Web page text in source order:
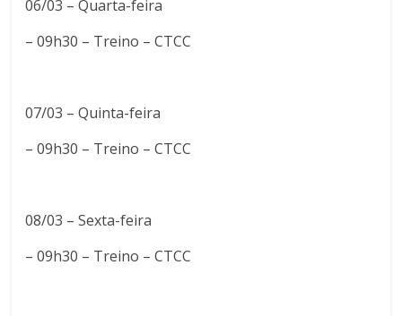
06/03 – Quarta-feira
– 09h30 – Treino – CTCC
07/03 – Quinta-feira
– 09h30 – Treino – CTCC
08/03 – Sexta-feira
– 09h30 – Treino – CTCC